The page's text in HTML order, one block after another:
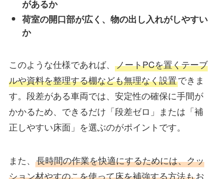
があるか
荷室の開口部が広く、物の出し入れがしやすい
か
このような仕様であれば、 ノートPCを置くテーブ
ルや資料を整理する棚なども無理なく設置できま
す。段差がある車両では、安定性の確保に手間が
かかるため、できるだけ「段差ゼロ」または「補
正しやすい床面」を選ぶのがポイントです。
また、 長時間の作業を快適にするためには、クッ
ション材やすのこを使って床を補強する方法もお